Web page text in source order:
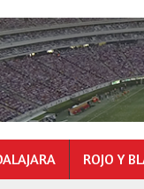
ROJO Y